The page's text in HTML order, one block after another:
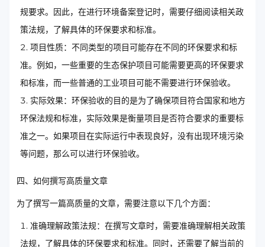
规要求。因此，在进行环境备案登记时，需要仔细阅读相关政
策法规，了解具体的环保要求和标准。
项目性质：不同类型的项目可能存在不同的环保要求和标
准。例如，一些重要的生态保护项目可能需要更高的环保要求
和标准，而一些普通的工业项目可能不需要进行环保验收。
实际效果：环保验收的目的是为了确保项目符合国家和地方
环保法规和标准，实际效果是衡量项目是否符合要求的重要标
准之一。如果项目在实际运行中表现良好，没有出现环境污染
等问题，那么可以进行环保验收。
四、如何撰写高质量文章
为了撰写一篇高质量的文章，需要注意以下几个方面：
准确理解政策法规：在撰写文章时，需要准确理解相关政策
法规，了解具体的环保要求和标准。同时，还需要了解当前的